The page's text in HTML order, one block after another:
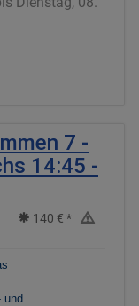
7 -
14:45 -
140 € *
und